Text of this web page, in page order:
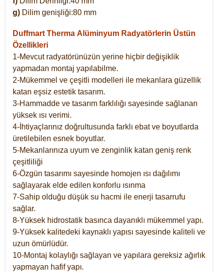
g) Dilim genişliği:80 mm
Duffmart Therma Alüminyum Radyatörlerin Üstün
Özellikleri
1-Mevcut radyatörünüzün yerine hiçbir değişiklik
yapmadan montaj yapılabilme.
2-Mükemmel ve çeşitli modelleri ile mekanlara güzellik
katan eşsiz estetik tasarım.
3-Hammadde ve tasarım farklılığı sayesinde sağlanan
yüksek ısı verimi.
4-İhtiyaçlarınız doğrultusunda farklı ebat ve boyutlarda
üretilebilen esnek boyutlar.
5-Mekanlarınıza uyum ve zenginlik katan geniş renk
çeşitliliği
6-Özgün tasarımı sayesinde homojen ısı dağılımı
sağlayarak elde edilen konforlu ısınma
7-Sahip olduğu düşük su hacmi ile enerji tasarrufu
sağlar.
8-Yüksek hidrostatik basınca dayanıklı mükemmel yapı.
9-Yüksek kalitedeki kaynaklı yapısı sayesinde kaliteli ve
uzun ömürlüdür.
10-Montaj kolaylığı sağlayan ve yapılara gereksiz ağırlık
yapmayan hafif yapı.